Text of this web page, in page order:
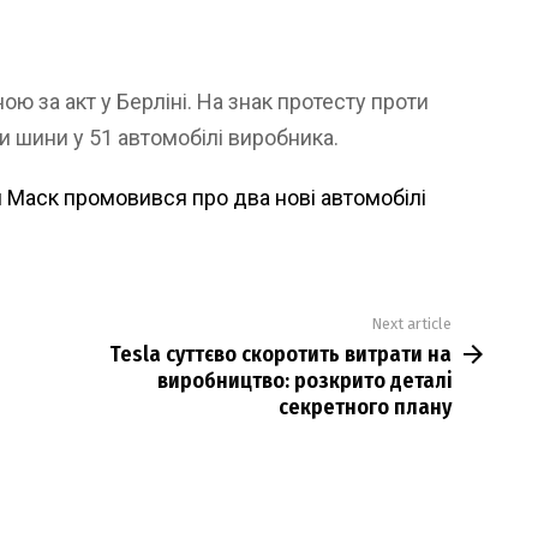
за акт у Берліні. На знак протесту проти
шини у 51 автомобілі виробника.
Маск промовився про два нові автомобілі
Next article
Tesla суттєво скоротить витрати на
виробництво: розкрито деталі
секретного плану